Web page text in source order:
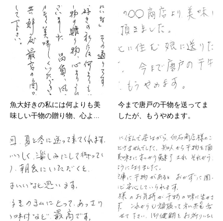
魚大好きの私には何よりも美
味しい干物の贈り物、心よ...
今まで唐戸の干物を送ってま
したが、もうやめます。